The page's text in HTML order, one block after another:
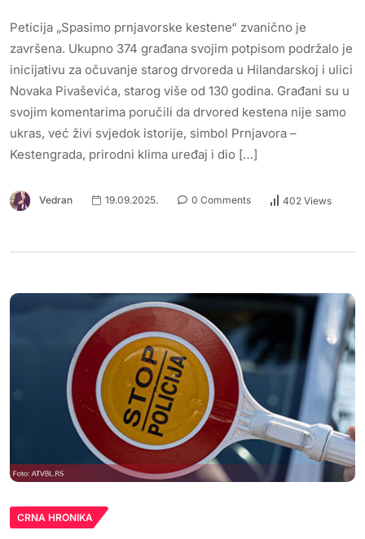
Peticija „Spasimo prnjavorske kestene“ zvanično je
završena. Ukupno 374 građana svojim potpisom podržalo je
inicijativu za očuvanje starog drvoreda u Hilandarskoj i ulici
Novaka Pivaševića, starog više od 130 godina. Građani su u
svojim komentarima poručili da drvored kestena nije samo
ukras, već živi svjedok istorije, simbol Prnjavora –
Kestengrada, prirodni klima uređaj i dio […]
Vedran 19.09.2025. 0 Comments 402 Views
CRNA HRONIKA